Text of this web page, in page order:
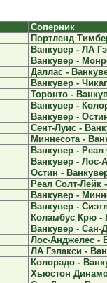
Соперник
Портленд
Ванкувер - ЛА
Ванкувер -
Даллас -
Ванкувер -
Торонто -
Ванкувер -
Ванкувер -
Сент-Луис -
Миннесота -
Ванкувер - Реал
Ванкувер - Лос-
Остин -
Реал Солт-Лейк
Ванкувер -
Ванкувер -
Коламбус Крю -
Ванкувер - Сан-
Лос-Анджелес -
ЛА Гэлакси -
Колорадо -
Хьюстон